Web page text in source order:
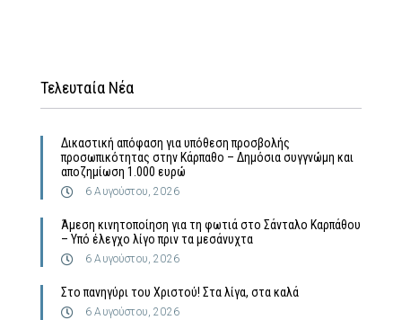
Τελευταία Νέα
Δικαστική απόφαση για υπόθεση προσβολής
προσωπικότητας στην Κάρπαθο – Δημόσια συγγνώμη και
αποζημίωση 1.000 ευρώ
6 Αυγούστου, 2026
Άμεση κινητοποίηση για τη φωτιά στο Σάνταλο Καρπάθου
– Υπό έλεγχο λίγο πριν τα μεσάνυχτα
6 Αυγούστου, 2026
Στο πανηγύρι του Χριστού! Στα λίγα, στα καλά
6 Αυγούστου, 2026